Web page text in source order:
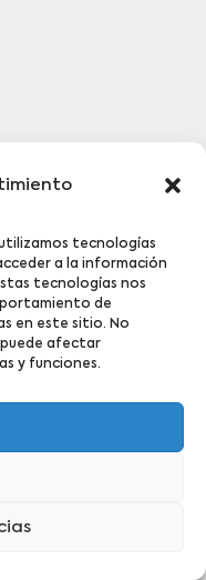
tecnologías
a la información
tecnologías nos
de
en este sitio. No
afectar
y funciones.